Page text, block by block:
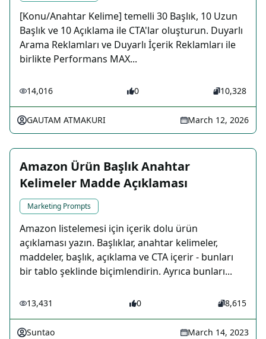
[Konu/Anahtar Kelime] temelli 30 Başlık, 10 Uzun
Başlık ve 10 Açıklama ile CTA'lar oluşturun. Duyarlı
Arama Reklamları ve Duyarlı İçerik Reklamları ile
birlikte Performans MAX...
14,016 0 10,328
GAUTAM ATMAKURI March 12, 2026
Amazon Ürün Başlık Anahtar
Kelimeler Madde Açıklaması
Marketing Prompts
Amazon listelemesi için içerik dolu ürün
açıklaması yazın. Başlıklar, anahtar kelimeler,
maddeler, başlık, açıklama ve CTA içerir - bunları
bir tablo şeklinde biçimlendirin. Ayrıca bunları...
13,431 0 8,615
Suntao March 14, 2023